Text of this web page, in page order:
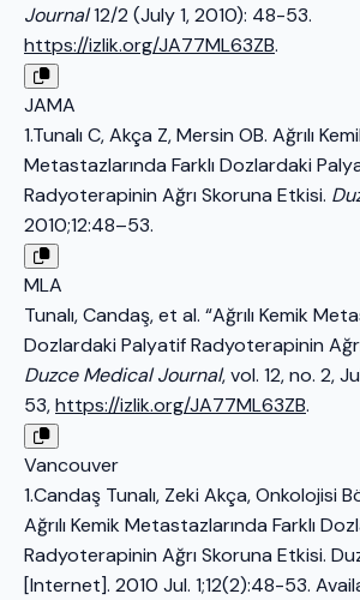
Journal12/2 (July 1, 2010): 48-53.
https://izlik.org/JA77ML63ZB.
JAMA
1.Tunalı C, Akça Z, Mersin OB. Ağrılı
Metastazlarında Farklı Dozlardaki
Radyoterapinin Ağrı Skoruna Etkisi.
2010;12:48–53.
MLA
Tunalı, Candaş, et al. “Ağrılı Kemik
Dozlardaki Palyatif Radyoterapinin
Duzce Medical Journal, vol. 12, no. 2,
53,https://izlik.org/JA77ML63ZB.
Vancouver
1.Candaş Tunalı, Zeki Akça, Onkolojisi
Ağrılı Kemik Metastazlarında Farklı
Radyoterapinin Ağrı Skoruna Etkisi.
[Internet]. 2010 Jul. 1;12(2):48-53.